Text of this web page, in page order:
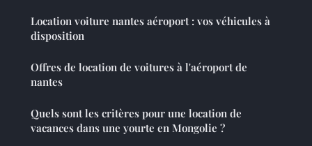
Location voiture nantes aéroport : vos véhicules à
disposition
Offres de location de voitures à l'aéroport de
nantes
Quels sont les critères pour une location de
vacances dans une yourte en Mongolie ?